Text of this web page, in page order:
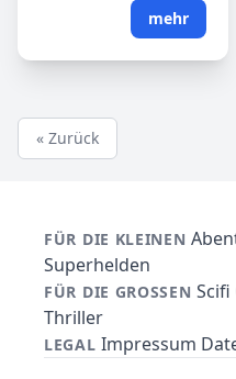
mehr
« Zurück
FÜR DIE KLEINEN
Superhelden
FÜR DIE GROSSEN Scifi
Thriller
LEGAL Impressum